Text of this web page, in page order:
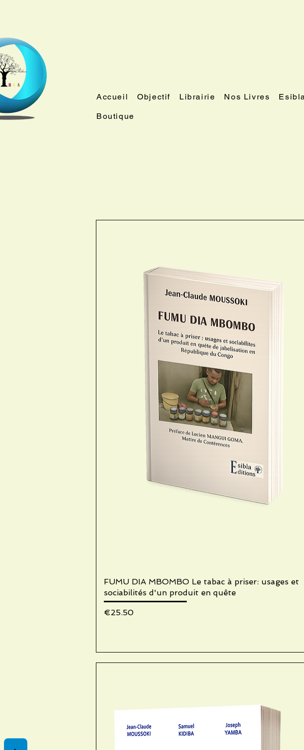
Accueil Objectif Librairie Nos Livres
Boutique
Quick View
FUMU DIA MBOMBO Le tabac à priser: usages et
sociabilités d'un produit en quête
Price
€25.50